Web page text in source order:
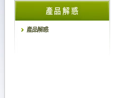
產品解惑